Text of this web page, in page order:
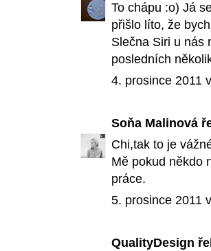
To chápu :o) Já
přišlo líto, že
Slečna Siri u nás
posledních
4. prosince 2011
Soňa Malinová
Chi,tak to je
Mě pokud někdo
práce.
5. prosince 2011
QualityDesign